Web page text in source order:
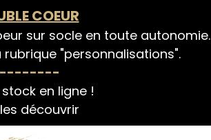
COEUR
sur socle en toute autonomie.
"personnalisations".
en ligne !
découvrir